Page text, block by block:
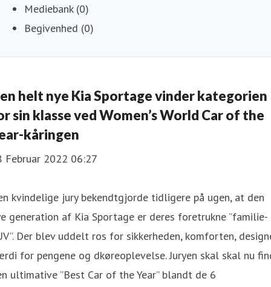
Mediebank (0)
Begivenhed (0)
helt nye Kia Sportage vinder kategorien
sin klasse ved Women’s World Car of the
kåringen
Februar 2022 06:27
kvindelige jury bekendtgjorde tidligere på ugen, at den
generation af Kia Sportage er deres foretrukne ”familie-
Der blev uddelt ros for sikkerheden, komforten,
for pengene og dkøreoplevelse. Juryen skal skal nu
ultimative ”Best Car of the Year” blandt de 6